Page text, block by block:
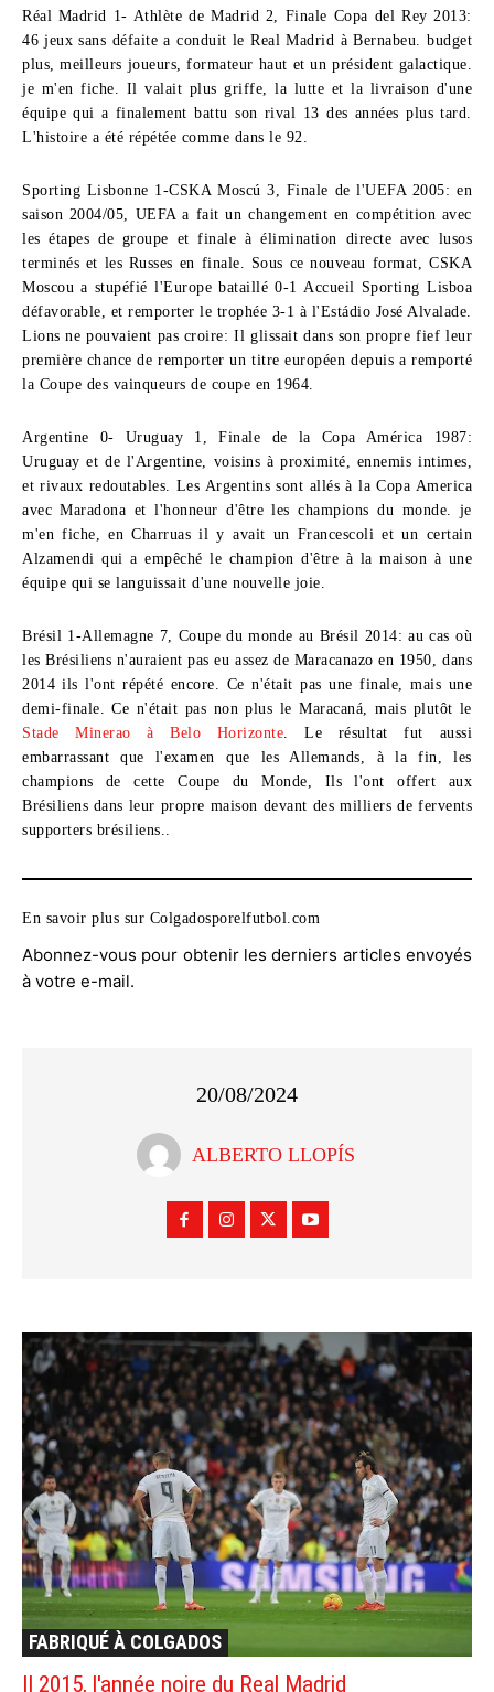
Réal Madrid 1- Athlète de Madrid 2, Finale Copa del Rey 2013:
46 jeux sans défaite a conduit le Real Madrid à Bernabeu. budget
plus, meilleurs joueurs, formateur haut et un président galactique.
je m'en fiche. Il valait plus griffe, la lutte et la livraison d'une
équipe qui a finalement battu son rival 13 des années plus tard.
L'histoire a été répétée comme dans le 92.
Sporting Lisbonne 1-CSKA Moscú 3, Finale de l'UEFA 2005: en
saison 2004/05, UEFA a fait un changement en compétition avec
les étapes de groupe et finale à élimination directe avec lusos
terminés et les Russes en finale. Sous ce nouveau format, CSKA
Moscou a stupéfié l'Europe bataillé 0-1 Accueil Sporting Lisboa
défavorable, et remporter le trophée 3-1 à l'Estádio José Alvalade.
Lions ne pouvaient pas croire: Il glissait dans son propre fief leur
première chance de remporter un titre européen depuis a remporté
la Coupe des vainqueurs de coupe en 1964.
Argentine 0- Uruguay 1, Finale de la Copa América 1987:
Uruguay et de l'Argentine, voisins à proximité, ennemis intimes,
et rivaux redoutables. Les Argentins sont allés à la Copa America
avec Maradona et l'honneur d'être les champions du monde. je
m'en fiche, en Charruas il y avait un Francescoli et un certain
Alzamendi qui a empêché le champion d'être à la maison à une
équipe qui se languissait d'une nouvelle joie.
Brésil 1-Allemagne 7, Coupe du monde au Brésil 2014: au cas où
les Brésiliens n'auraient pas eu assez de Maracanazo en 1950, dans
2014 ils l'ont répété encore. Ce n'était pas une finale, mais une
demi-finale. Ce n'était pas non plus le Maracaná, mais plutôt le
Stade Minerao à Belo Horizonte . Le résultat fut aussi
embarrassant que l'examen que les Allemands, à la fin, les
champions de cette Coupe du Monde, Ils l'ont offert aux
Brésiliens dans leur propre maison devant des milliers de fervents
supporters brésiliens..
En savoir plus sur Colgadosporelfutbol.com
Abonnez-vous pour obtenir les derniers articles envoyés
à votre e-mail.
20/08/2024
ALBERTO LLOPÍS
FABRIQUÉ À COLGADOS
Il 2015, l'année noire du Real Madrid